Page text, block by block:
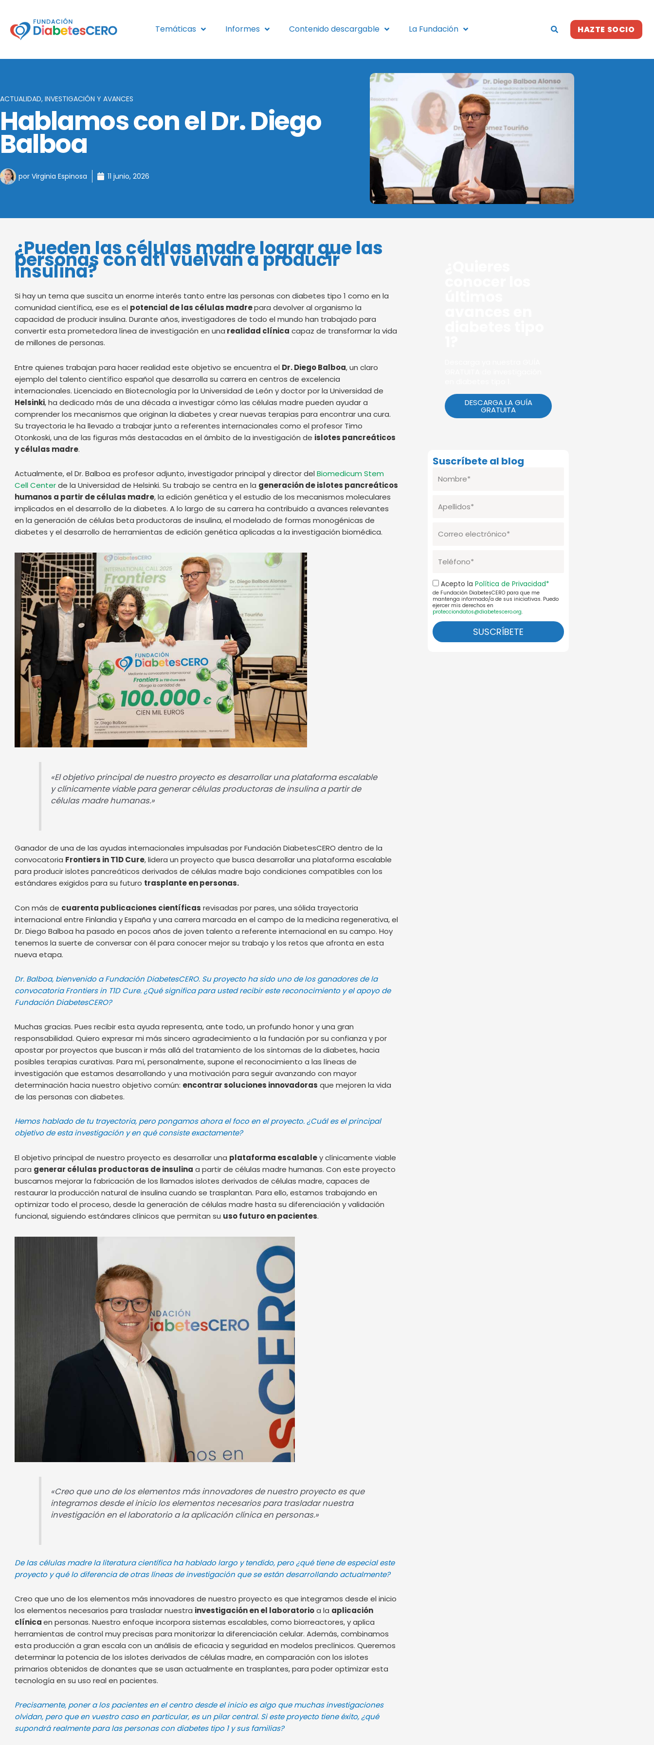
contenido
Temáticas Informes Contenido descargable La Fundación HAZTE SOCIO
ACTUALIDAD, INVESTIGACIÓN Y AVANCES
Hablamos con el Dr. Diego
Balboa
por Virginia Espinosa 11 junio, 2026
¿Pueden las células madre lograr que las
personas con dt1 vuelvan a producir
insulina?
Si hay un tema que suscita un enorme interés tanto entre las personas con diabetes tipo 1 como en la
comunidad científica, ese es el potencial de las células madrepara devolver al organismo la
capacidad de producir insulina. Durante años, investigadores de todo el mundo han trabajado para
convertir esta prometedora línea de investigación en una realidad clínica capaz de transformar la vida
de millones de personas.
Entre quienes trabajan para hacer realidad este objetivo se encuentra el Dr. Diego Balboa, un claro
ejemplo del talento científico español que desarrolla su carrera en centros de excelencia
internacionales. Licenciado en Biotecnología por la Universidad de León y doctor por la Universidad de
Helsinki, ha dedicado más de una década a investigar cómo las células madre pueden ayudar a
comprender los mecanismos que originan la diabetes y crear nuevas terapias para encontrar una cura.
Su trayectoria le ha llevado a trabajar junto a referentes internacionales como el profesor Timo
Otonkoski, una de las figuras más destacadas en el ámbito de la investigación de islotes pancreáticos
y células madre.
Actualmente, el Dr. Balboa es profesor adjunto, investigador principal y director del Biomedicum Stem
Cell Centerde la Universidad de Helsinki. Su trabajo se centra en la generación de islotes pancreáticos
humanos a partir de células madre, la edición genética y el estudio de los mecanismos moleculares
implicados en el desarrollo de la diabetes. A lo largo de su carrera ha contribuido a avances relevantes
en la generación de células beta productoras de insulina, el modelado de formas monogénicas de
diabetes y el desarrollo de herramientas de edición genética aplicadas a la investigación biomédica.
«El objetivo principal de nuestro proyecto es desarrollar una plataforma escalable
y clínicamente viable para generar células productoras de insulina a partir de
células madre humanas.»
Ganador de una de las ayudas internacionales impulsadas por Fundación DiabetesCERO dentro de la
convocatoria Frontiers in T1D Cure, lidera un proyecto que busca desarrollar una plataforma escalable
para producir islotes pancreáticos derivados de células madre bajo condiciones compatibles con los
estándares exigidos para su futuro trasplante en personas.
Con más de cuarenta publicaciones científicas revisadas por pares, una sólida trayectoria
internacional entre Finlandia y España y una carrera marcada en el campo de la medicina regenerativa, el
Dr. Diego Balboa ha pasado en pocos años de joven talento a referente internacional en su campo. Hoy
tenemos la suerte de conversar con él para conocer mejor su trabajo y los retos que afronta en esta
nueva etapa.
Dr. Balboa, bienvenido a Fundación DiabetesCERO. Su proyecto ha sido uno de los ganadores de la
convocatoria Frontiers in T1D Cure. ¿Qué significa para usted recibir este reconocimiento y el apoyo de
Fundación DiabetesCERO?
Muchas gracias. Pues recibir esta ayuda representa, ante todo, un profundo honor y una gran
responsabilidad. Quiero expresar mi más sincero agradecimiento a la fundación por su confianza y por
apostar por proyectos que buscan ir más allá del tratamiento de los síntomas de la diabetes, hacia
posibles terapias curativas. Para mí, personalmente, supone el reconocimiento a las líneas de
investigación que estamos desarrollando y una motivación para seguir avanzando con mayor
determinación hacia nuestro objetivo común: encontrar soluciones innovadoras que mejoren la vida
de las personas con diabetes.
Hemos hablado de tu trayectoria, pero pongamos ahora el foco en el proyecto. ¿Cuál es el principal
objetivo de esta investigación y en qué consiste exactamente?
El objetivo principal de nuestro proyecto es desarrollar una plataforma escalabley clínicamente viable
para generar células productoras de insulina a partir de células madre humanas. Con este proyecto
buscamos mejorar la fabricación de los llamados islotes derivados de células madre, capaces de
restaurar la producción natural de insulina cuando se trasplantan. Para ello, estamos trabajando en
optimizar todo el proceso, desde la generación de células madre hasta su diferenciación y validación
funcional, siguiendo estándares clínicos que permitan su uso futuro en pacientes.
«Creo que uno de los elementos más innovadores de nuestro proyecto es que
integramos desde el inicio los elementos necesarios para trasladar nuestra
investigación en el laboratorio a la aplicación clínica en personas.»
De las células madre la literatura científica ha hablado largo y tendido, pero ¿qué tiene de especial este
proyecto y qué lo diferencia de otras líneas de investigación que se están desarrollando actualmente?
Creo que uno de los elementos más innovadores de nuestro proyecto es que integramos desde el inicio
los elementos necesarios para trasladar nuestra investigación en el laboratorioa la aplicación
clínicaen personas. Nuestro enfoque incorpora sistemas escalables, como biorreactores, y aplica
herramientas de control muy precisas para monitorizar la diferenciación celular. Además, combinamos
esta producción a gran escala con un análisis de eficacia y seguridad en modelos preclínicos. Queremos
determinar la potencia de los islotes derivados de células madre, en comparación con los islotes
primarios obtenidos de donantes que se usan actualmente en trasplantes, para poder optimizar esta
tecnología en su uso real en pacientes.
Precisamente, poner a los pacientes en el centro desde el inicio es algo que muchas investigaciones
olvidan, pero que en vuestro caso en particular, es un pilar central. Si este proyecto tiene éxito, ¿qué
supondrá realmente para las personas con diabetes tipo 1 y sus familias?
DESCARGA LA GUÍA
GRATUITA
Suscríbete al blog
Aceptación
Pol.Priv.
Acepto laPolítica de Privacidad*
de Fundación DiabetesCERO para que me
mantenga informado/a de sus iniciativas. Puedo
ejercer mis derechos en
protecciondatos@diabetescero.org.
SUSCRÍBETE